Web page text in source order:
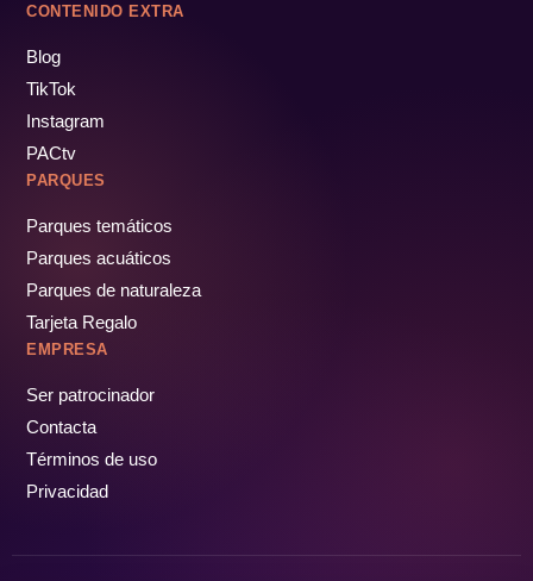
CONTENIDO EXTRA
Blog
TikTok
Instagram
PACtv
PARQUES
Parques temáticos
Parques acuáticos
Parques de naturaleza
Tarjeta Regalo
EMPRESA
Ser patrocinador
Contacta
Términos de uso
Privacidad